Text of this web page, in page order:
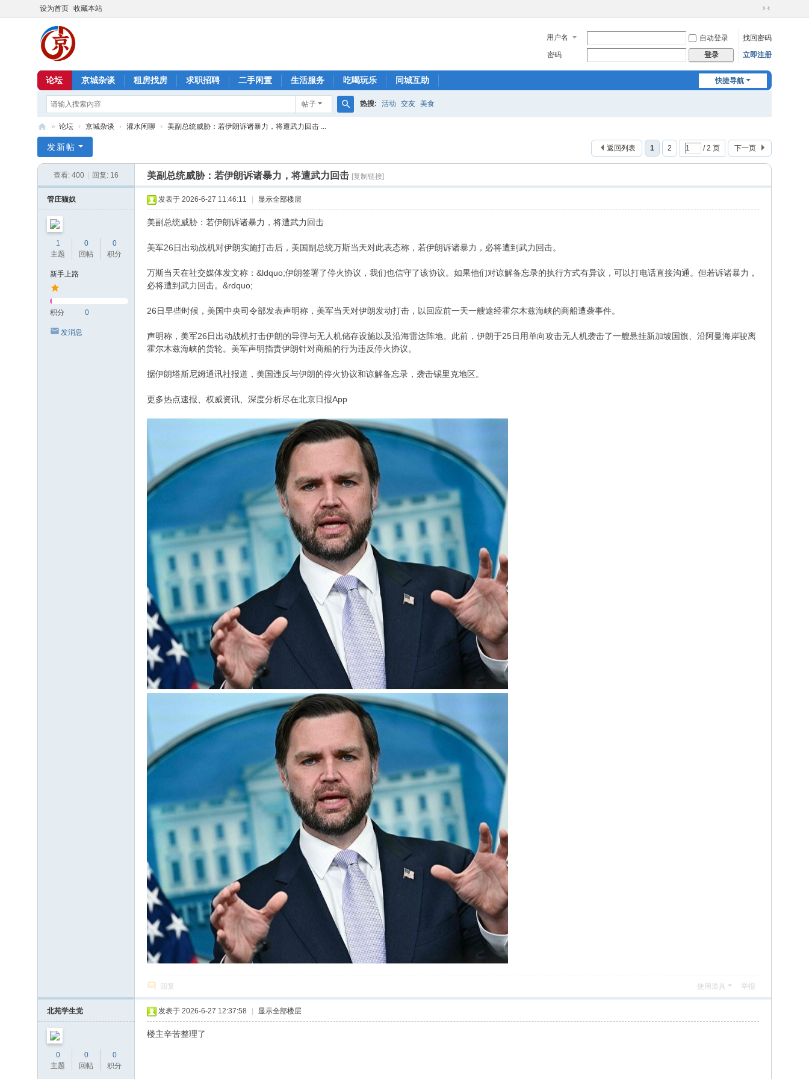
设为首页 收藏本站
切
到
窄
用户名 自动登录
找回密码
密码
登录 立即注册
快捷导航
论坛 京城杂谈 租房找房 求职招聘 二手闲置 生活服务 吃喝玩乐 同城互助
帖子 热搜: 活动 交友 美食
京
» 论坛 › 京城杂谈 › 灌水闲聊 › 美副总统威胁：若伊朗诉诸暴力，将遭武力回击 ...
1 2 / 2 页 下一页
返回列表
发新帖
查看: 400 回复: 16 美副总统威胁：若伊朗诉诸暴力，将遭武力回击 [复制链接]
管庄猫奴
1
主题
0
回帖
0
积分
新手上路
积分 0
发消息
发表于 2026-6-27 11:46:11 显示全部楼层
美副总统威胁：若伊朗诉诸暴力，将遭武力回击
美军26日出动战机对伊朗实施打击后，美国副总统万斯当天对此表态称，若伊朗诉诸暴力，必将遭到武力回击。
万斯当天在社交媒体发文称：&ldquo;伊朗签署了停火协议，我们也信守了该协议。如果他们对谅解备忘录的执行方式有异议，可以打电话直接沟通。但若诉诸暴力，
必将遭到武力回击。&rdquo;
26日早些时候，美国中央司令部发表声明称，美军当天对伊朗发动打击，以回应前一天一艘途经霍尔木兹海峡的商船遭袭事件。
声明称，美军26日出动战机打击伊朗的导弹与无人机储存设施以及沿海雷达阵地。此前，伊朗于25日用单向攻击无人机袭击了一艘悬挂新加坡国旗、沿阿曼海岸驶离
霍尔木兹海峡的货轮。美军声明指责伊朗针对商船的行为违反停火协议。
据伊朗塔斯尼姆通讯社报道，美国违反与伊朗的停火协议和谅解备忘录，袭击锡里克地区。
更多热点速报、权威资讯、深度分析尽在北京日报App
回复 使用道具 举报
北苑学生党
0
主题
0
回帖
0
积分
发表于 2026-6-27 12:37:58 显示全部楼层
楼主辛苦整理了